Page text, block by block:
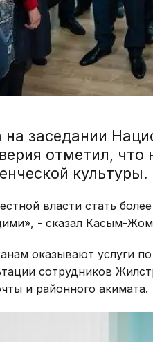
на заседании
отметил,
культуры.
власти стать
- сказал Касым-
оказывают услуги
сотрудников
и районного акимата.